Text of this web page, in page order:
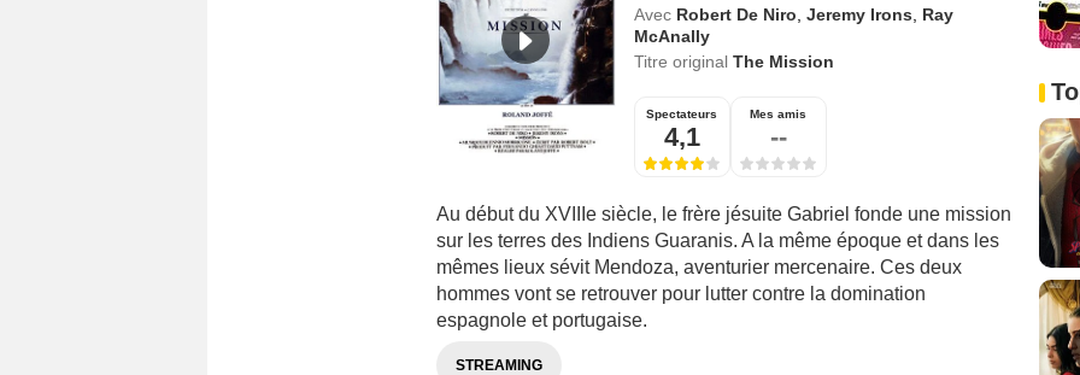
Avec Robert De Niro Jeremy Irons
Ray
McAnally
Titre original The Mission
Spectateurs
4,1
Mes amis
--
Au début du XVIIIe siècle, le frère jésuite Gabriel fonde une mission
sur les terres des Indiens Guaranis. A la même époque et dans les
mêmes lieux sévit Mendoza, aventurier mercenaire. Ces deux
hommes vont se retrouver pour lutter contre la domination
espagnole et portugaise.
STREAMING